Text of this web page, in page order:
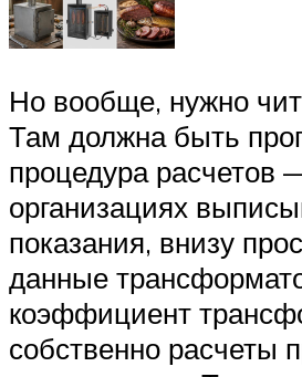
Но вообще, нужно
Там должна быть
процедура расчетов
организациях
показания, внизу
данные
коэффициент
собственно расчеты